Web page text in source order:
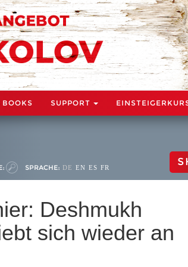
BOOKS SUPPORT
SPRACHE: DE EN ES FR
Deshmukh
sich wieder an